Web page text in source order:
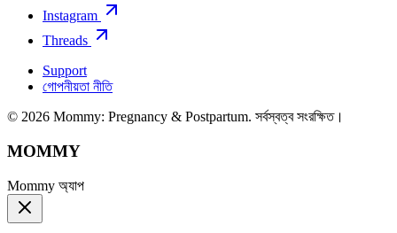
Instagram
Threads
Support
গোপনীয়তা নীতি
© 2026 Mommy: Pregnancy & Postpartum. সর্বস্বত্ব সংরক্ষিত।
MOMMY
Mommy অ্যাপ